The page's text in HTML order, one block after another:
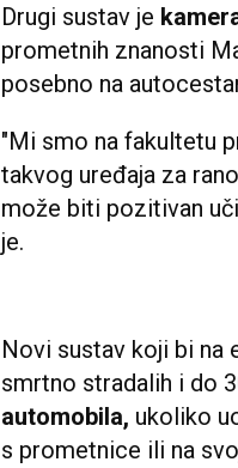
Drugi sustav je
prometnih znanosti
posebno na
"Mi smo na fakultetu
takvog uređaja za
može biti pozitivan
je.
Novi sustav koji bi na
smrtno stradalih i do
automobila, ukoliko
s prometnice ili na